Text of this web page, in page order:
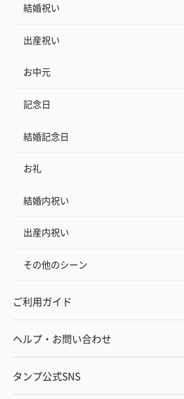
結婚祝い
出産祝い
お中元
記念日
結婚記念日
お礼
結婚内祝い
出産内祝い
その他のシーン
ご利用ガイド
ヘルプ・お問い合わせ
タンプ公式SNS